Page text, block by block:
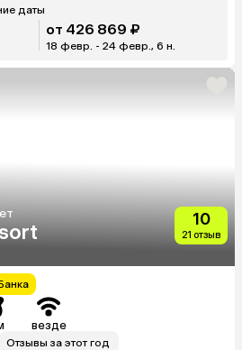
даты
от 426 869 ₽
18 февр. - 24 февр., 6 н.
10
21 отзыв
везде
Отзывы за этот год